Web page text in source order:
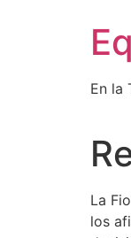
En la
La
los